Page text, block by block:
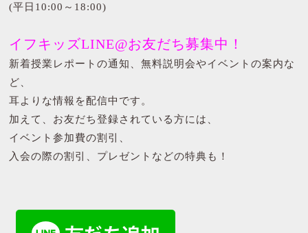
(平日10:00～18:00)
イフキッズLINE@お友だち募集中！
新着授業レポートの通知、無料説明会やイベントの案内な
ど、
耳よりな情報を配信中です。
加えて、お友だち登録されている方には、
イベント参加費の割引、
入会の際の割引、プレゼントなどの特典も！